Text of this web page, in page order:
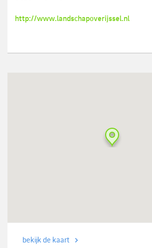
http://www.landschapoverijssel.nl
bekijk de kaart